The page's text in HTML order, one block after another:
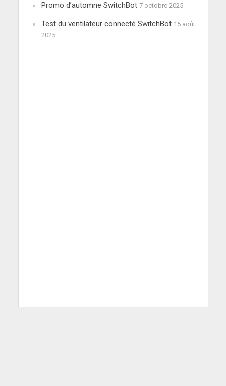
Promo d’automne SwitchBot 7 octobre 2025
Test du ventilateur connecté SwitchBot 15 août
2025